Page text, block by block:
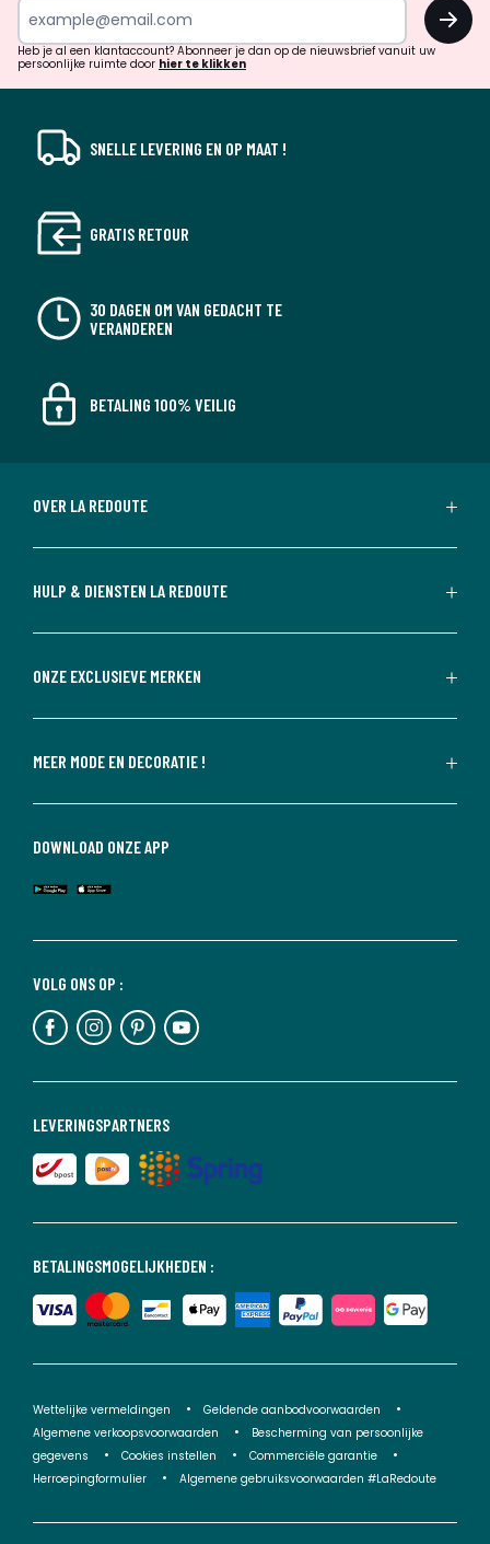
verrassingen?
OK
Heb je al een klantaccount? Abonneer je dan op de nieuwsbrief vanuit uw
persoonlijke ruimte door hier te klikken
SNELLE LEVERING EN OP MAAT !
GRATIS RETOUR
30 DAGEN OM VAN GEDACHT TE
VERANDEREN
BETALING 100% VEILIG
OVER LA REDOUTE
HULP & DIENSTEN LA REDOUTE
ONZE EXCLUSIEVE MERKEN
MEER MODE EN DECORATIE !
BETALINGSMOGELIJKHEDEN :
LEVERINGSPARTNERS
VOLG ONS OP :
DOWNLOAD ONZE APP
Wettelijke vermeldingen
Geldende aanbodvoorwaarden
Algemene verkoopsvoorwaarden
Bescherming van persoonlijke
gegevens
Cookies instellen
Commerciële garantie
Herroepingformulier
Algemene gebruiksvoorwaarden #LaRedoute